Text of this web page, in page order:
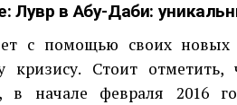
Лувр в Абу-Даби:
с помощью своих новых
кризису. Стоит
в начале февраля 2016